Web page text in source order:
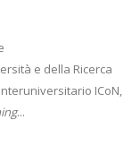
e della Ricerca
ICoN,
...